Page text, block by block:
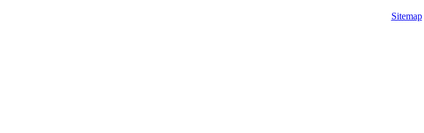
Sitemap